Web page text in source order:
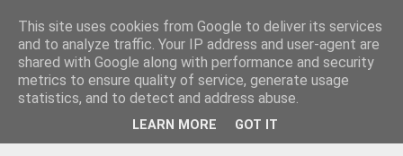
This site uses cookies from Google to deliver its services
and to analyze traffic. Your IP address and user-agent are
shared with Google along with performance and security
metrics to ensure quality of service, generate usage
statistics, and to detect and address abuse.
LEARN MORE GOT IT